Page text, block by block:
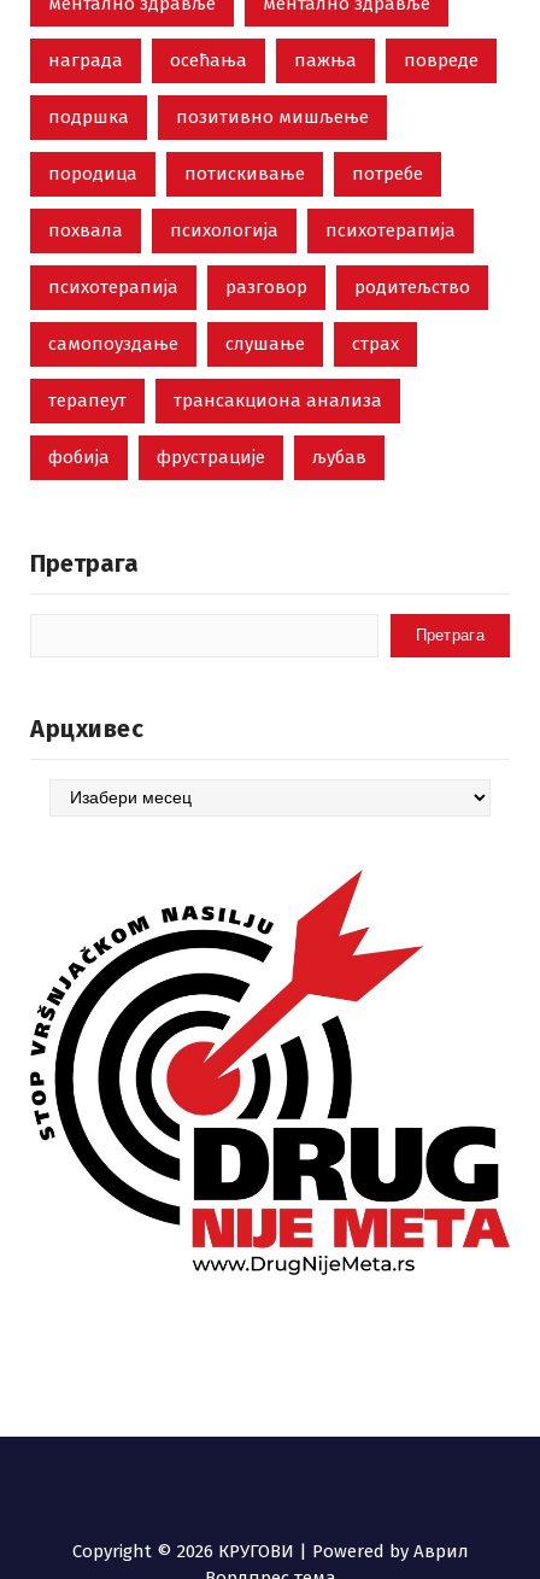
награда осећања пажња повреде
подршка позитивно мишљење
породица потискивање потребе
похвала психологија психотерапија
психотерапија разговор родитељство
самопоуздање слушање страх
терапеут трансакциона анализа
фобија фрустрације љубав
Претрага
Претрага
Арцхивес
Арцхивес
Copyright © 2026 КРУГОВИ | Powered by Аврил